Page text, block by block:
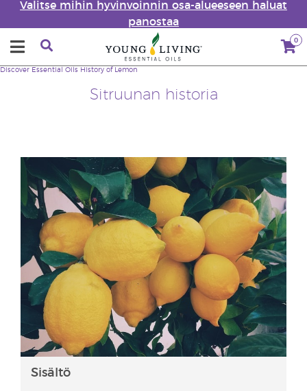
Valitse mihin hyvinvoinnin osa-alueeseen haluat
panostaa
0
Sitruunan historia
Discover Essential Oils History of Lemon
Sisältö